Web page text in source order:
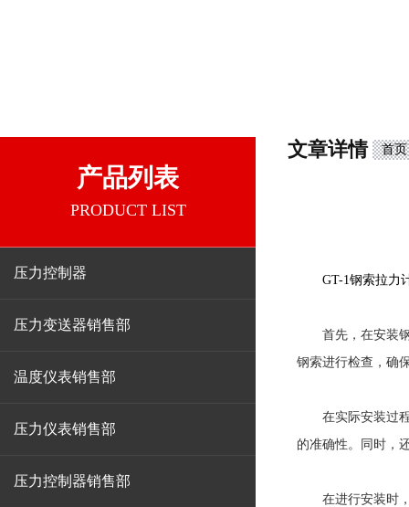
产品列表
PRODUCT LIST
压力控制器
压力变送器销售部
温度仪表销售部
压力仪表销售部
压力控制器销售部
文章详情 首页
GT-1钢索拉力
首先，在安装钢
钢索进行检查，确
在实际安装过程
的准确性。同时，
在进行安装时，